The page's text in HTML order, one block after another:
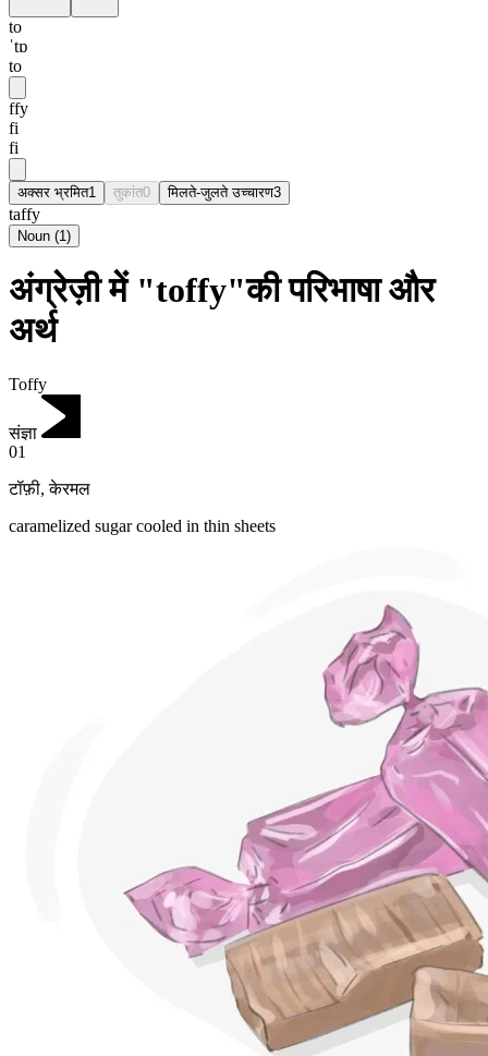
to
ˈtɒ
to
ffy
fi
fi
अक्सर भ्रमित1 तुकांत0 मिलते-जुलते उच्चारण3
taffy
Noun (1)
अंग्रेज़ी में "toffy"की परिभाषा और
अर्थ
Toffy
संज्ञा
01
टॉफ़ी,केरमल
caramelized sugar cooled in thin sheets